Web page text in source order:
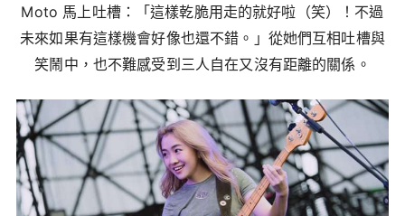
Moto 馬上吐槽：「這樣乾脆用走的就好啦（笑）！不過
未來如果有這樣機會好像也還不錯。」從她們互相吐槽與
笑鬧中，也不難感受到三人自在又沒有距離的關係。